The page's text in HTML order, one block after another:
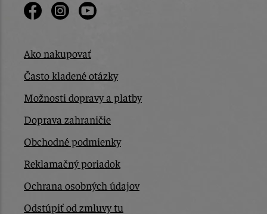
Ako nakupovať
Často kladené otázky
Možnosti dopravy a platby
Doprava zahraničie
Obchodné podmienky
Reklamačný poriadok
Ochrana osobných údajov
Odstúpiť od zmluvy tu